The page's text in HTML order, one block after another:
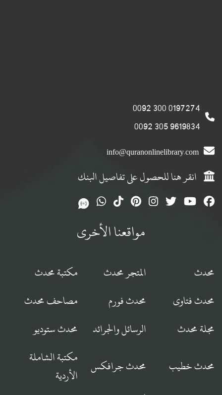
0197274 300 0092
9619834 305 0092
info@quranonlinelibrary.com
انقر هنا للحصول على تفاصيل البنك
مواقعنا الأخرى
محدث المتجر محدث
مكتبة محدث
محدث فتاوى
محدث فورم
مصاحف محدث
مجلة محدث
الرسائل والجرائد محدث ستوديو
محدث خطيب محدث جرافكس
مكتبة الشاملة
الأردية